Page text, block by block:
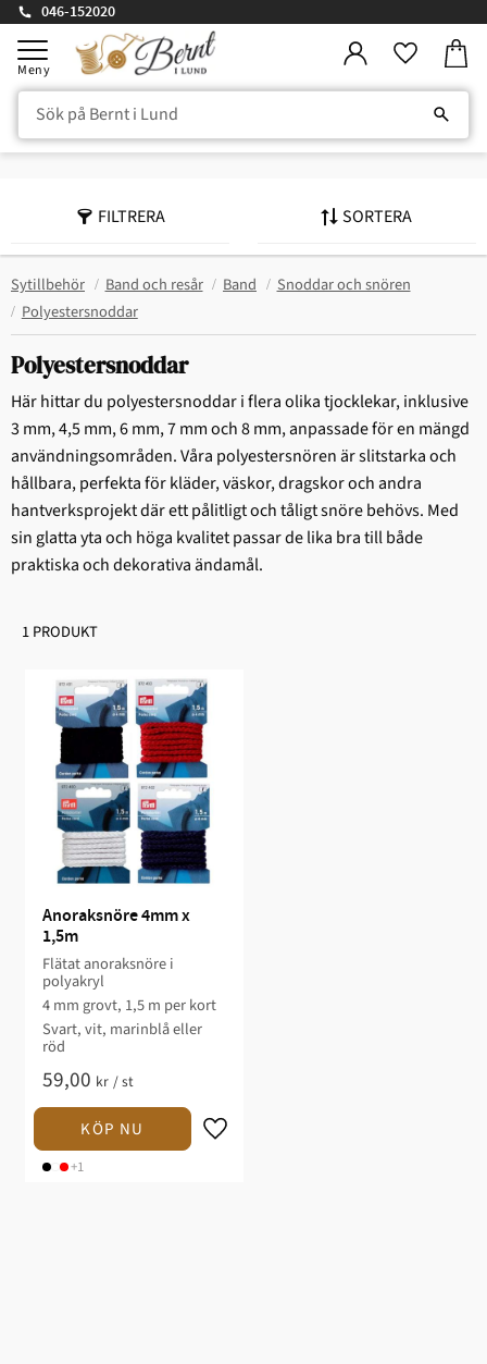
Meny
046-152020
Sytillbehör Band och resår Band
Snoddar och snören
Polyestersnoddar
Polyestersnoddar
Här hittar du polyestersnoddar i flera olika tjocklekar, inklusive
3 mm, 4,5 mm, 6 mm, 7 mm och 8 mm, anpassade för en mängd
användningsområden. Våra polyestersnören är slitstarka och
hållbara, perfekta för kläder, väskor, dragskor och andra
hantverksprojekt där ett pålitligt och tåligt snöre behövs. Med
sin glatta yta och höga kvalitet passar de lika bra till både
praktiska och dekorativa ändamål.
1 PRODUKT
FILTRERA SORTERA
Anoraksnöre 4mm x
1,5m
Flätat anoraksnöre i
polyakryl
4 mm grovt, 1,5 m per kort
Svart, vit, marinblå eller
röd
59,00 kr /st
+1